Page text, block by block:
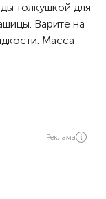
толкушкой для
Варите на
Масса
Реклама